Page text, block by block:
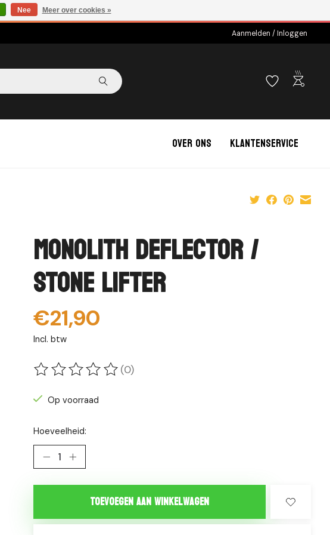
Aanmelden / Inloggen
outdoor_grill
Over ons Klantenservice
Monolith Deflector /
Stone lifter
€21,90
Incl. btw
De beoordeling van dit product is
(0)
Op voorraad
Hoeveelheid:
Toevoegen aan winkelwagen
Nee Meer over cookies »